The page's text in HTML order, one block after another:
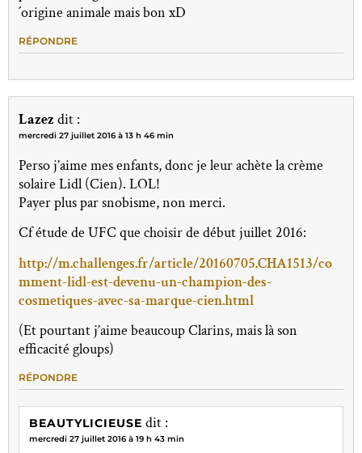
´origine animale mais bon xD
RÉPONDRE
Lazez dit :
mercredi 27 juillet 2016 à 13 h 46 min
Perso j’aime mes enfants, donc je leur achète la crème
solaire Lidl (Cien). LOL!
Payer plus par snobisme, non merci.
Cf étude de UFC que choisir de début juillet 2016:
http://m.challenges.fr/article/20160705.CHA1513/co
mment-lidl-est-devenu-un-champion-des-
cosmetiques-avec-sa-marque-cien.html
(Et pourtant j’aime beaucoup Clarins, mais là son
efficacité gloups)
RÉPONDRE
BEAUTYLICIEUSE dit :
mercredi 27 juillet 2016 à 19 h 43 min